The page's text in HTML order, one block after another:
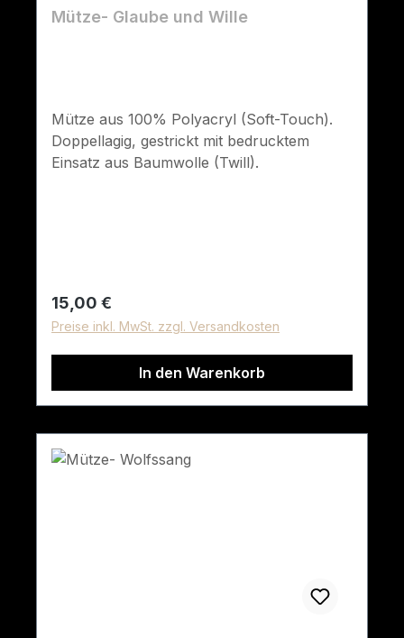
Mütze- Glaube und Wille
Mütze aus 100% Polyacryl (Soft-Touch).
Doppellagig, gestrickt mit bedrucktem
Einsatz aus Baumwolle (Twill).
Regulärer Preis:
15,00 €
Preise inkl. MwSt. zzgl. Versandkosten
In den Warenkorb